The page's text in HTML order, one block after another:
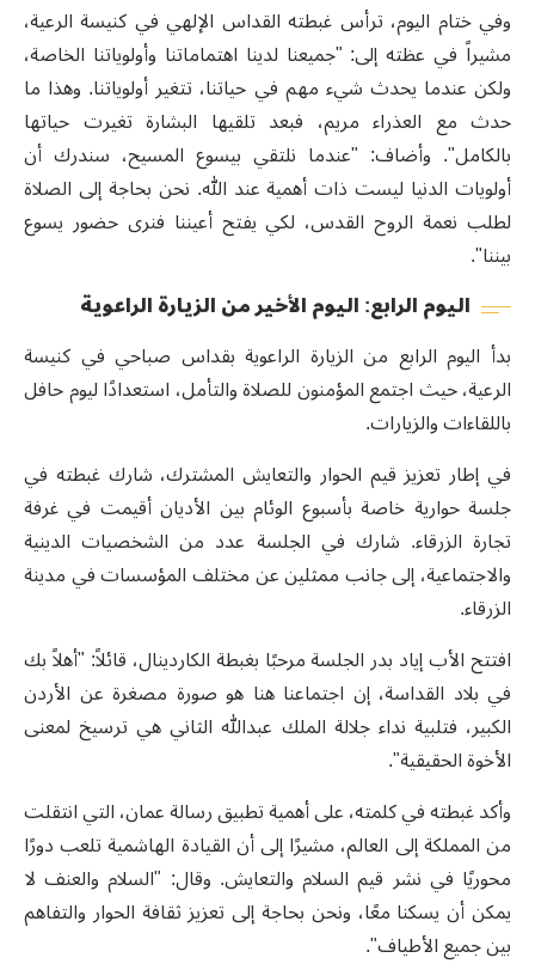
وفي ختام اليوم، ترأس غبطته القداس الإلهي في كنيسة الرعية،
مشيراً في عظته إلى: "جميعنا لدينا اهتماماتنا وأولوياتنا الخاصة،
ولكن عندما يحدث شيء مهم في حياتنا، تتغير أولوياتنا. وهذا ما
حدث مع العذراء مريم، فبعد تلقيها البشارة تغيرت حياتها
بالكامل". وأضاف: "عندما نلتقي بيسوع المسيح، سندرك أن
أولويات الدنيا ليست ذات أهمية عند الله. نحن بحاجة إلى الصلاة
لطلب نعمة الروح القدس، لكي يفتح أعيننا فنرى حضور يسوع
بيننا".
اليوم الرابع: اليوم الأخير من الزيارة الراعوية
بدأ اليوم الرابع من الزيارة الراعوية بقداس صباحي في كنيسة
الرعية، حيث اجتمع المؤمنون للصلاة والتأمل، استعدادًا ليوم حافل
باللقاءات والزيارات.
في إطار تعزيز قيم الحوار والتعايش المشترك، شارك غبطته في
جلسة حوارية خاصة بأسبوع الوئام بين الأديان أقيمت في غرفة
تجارة الزرقاء. شارك في الجلسة عدد من الشخصيات الدينية
والاجتماعية، إلى جانب ممثلين عن مختلف المؤسسات في مدينة
الزرقاء.
افتتح الأب إياد بدر الجلسة مرحبًا بغبطة الكاردينال، قائلاً: "أهلاً بك
في بلاد القداسة، إن اجتماعنا هنا هو صورة مصغرة عن الأردن
الكبير، فتلبية نداء جلالة الملك عبدالله الثاني هي ترسيخ لمعنى
الأخوة الحقيقية".
وأكد غبطته في كلمته، على أهمية تطبيق رسالة عمان، التي انتقلت
من المملكة إلى العالم، مشيرًا إلى أن القيادة الهاشمية تلعب دورًا
محوريًا في نشر قيم السلام والتعايش. وقال: "السلام والعنف لا
يمكن أن يسكنا معًا، ونحن بحاجة إلى تعزيز ثقافة الحوار والتفاهم
بين جميع الأطياف".